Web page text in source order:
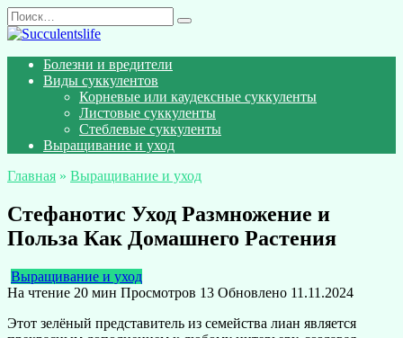
Перейти
к
Search
for:
Болезни и вредители
Виды суккулентов
Корневые или каудексные суккуленты
Листовые суккуленты
Стеблевые суккуленты
Выращивание и уход
Главная » Выращивание и уход
Стефанотис Уход Размножение и
Польза Как Домашнего Растения
Выращивание и уход
На чтение 20 мин Просмотров 13 Обновлено 11.11.2024
Этот зелёный представитель из семейства лиан является